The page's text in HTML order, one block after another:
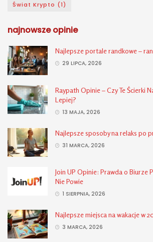
Świat Krypto (1)
najnowsze opinie
Najlepsze portale randkowe –
29 LIPCA, 2026
Raypath Opinie – Czy Te Ścierki
Lepiej?
13 MAJA, 2026
Najlepsze sposoby na relaks po
31 MARCA, 2026
Join UP Opinie: Prawda o Biurze
Nie Powie
1 SIERPNIA, 2026
Najlepsze miejsca na wakacje w
3 MARCA, 2026